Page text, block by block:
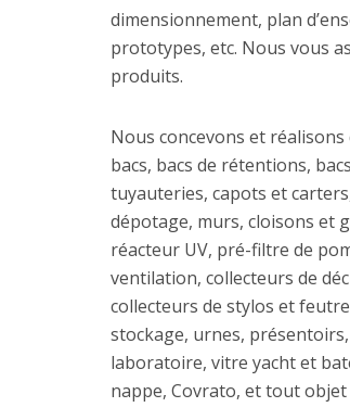
dimensionnement, plan
prototypes, etc. Nous vous
produits.
Nous concevons et réalisons
bacs, bacs de rétentions,
tuyauteries, capots et
dépotage, murs, cloisons et
réacteur UV, pré-filtre de
ventilation, collecteurs de
collecteurs de stylos et
stockage, urnes,
laboratoire, vitre yacht et
nappe, Covrato, et tout